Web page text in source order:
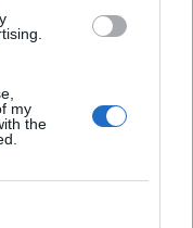
my
the
εργοστάσιο -
Στυλιανού
για
Τα ποσά και τα